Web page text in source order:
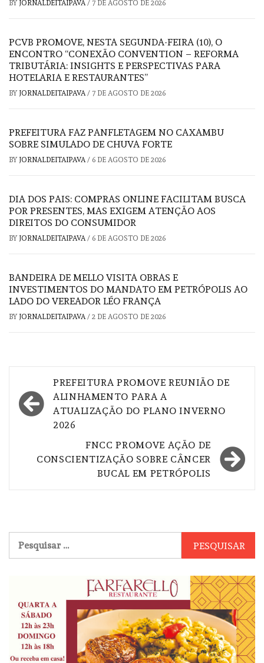
BY JORNALDEITAIPAVA/ 7 DE AGOSTO DE 2026
PCVB PROMOVE, NESTA SEGUNDA-FEIRA (10), O
ENCONTRO “CONEXÃO CONVENTION – REFORMA
TRIBUTÁRIA: INSIGHTS E PERSPECTIVAS PARA
HOTELARIA E RESTAURANTES”
BY JORNALDEITAIPAVA/ 7 DE AGOSTO DE 2026
PREFEITURA FAZ PANFLETAGEM NO CAXAMBU
SOBRE SIMULADO DE CHUVA FORTE
BY JORNALDEITAIPAVA/ 6 DE AGOSTO DE 2026
DIA DOS PAIS: COMPRAS ONLINE FACILITAM BUSCA
POR PRESENTES, MAS EXIGEM ATENÇÃO AOS
DIREITOS DO CONSUMIDOR
BY JORNALDEITAIPAVA/ 6 DE AGOSTO DE 2026
BANDEIRA DE MELLO VISITA OBRAS E
INVESTIMENTOS DO MANDATO EM PETRÓPOLIS AO
LADO DO VEREADOR LÉO FRANÇA
BY JORNALDEITAIPAVA/ 2 DE AGOSTO DE 2026
Navegação
de
Post
PREFEITURA PROMOVE REUNIÃO DE
ALINHAMENTO PARA A
ATUALIZAÇÃO DO PLANO INVERNO
2026
FNCC PROMOVE AÇÃO DE
CONSCIENTIZAÇÃO SOBRE CÂNCER
BUCAL EM PETRÓPOLIS